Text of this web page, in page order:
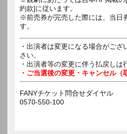
約款]に従います。
※前売券が完売した際には、当日
す。
・出演者は変更になる場合がご
さい。
・出演者等の変更に伴う払戻しは
・ご当選後の変更・キャンセル（
FANYチケット問合せダイヤル
0570-550-100